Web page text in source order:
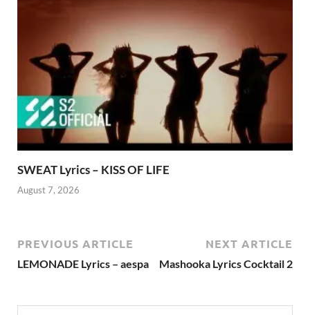
SWEAT Lyrics – KISS OF LIFE
August 7, 2026
PREVIOUS ARTICLE
LEMONADE Lyrics – aespa
NEXT ARTICLE
Mashooka Lyrics Cocktail 2